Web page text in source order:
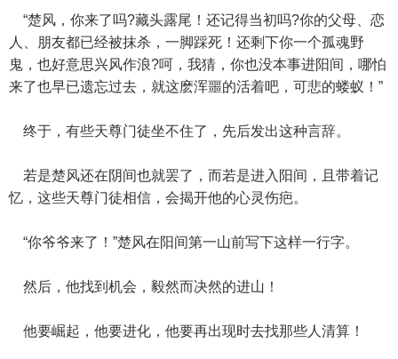
“楚风，你来了吗?藏头露尾！还记得当初吗?你的父母、恋
人、朋友都已经被抹杀，一脚踩死！还剩下你一个孤魂野
鬼，也好意思兴风作浪?呵，我猜，你也没本事进阳间，哪怕
来了也早已遗忘过去，就这麽浑噩的活着吧，可悲的蝼蚁！”
终于，有些天尊门徒坐不住了，先后发出这种言辞。
若是楚风还在阴间也就罢了，而若是进入阳间，且带着记
忆，这些天尊门徒相信，会揭开他的心灵伤疤。
“你爷爷来了！”楚风在阳间第一山前写下这样一行字。
然后，他找到机会，毅然而决然的进山！
他要崛起，他要进化，他要再出现时去找那些人清算！